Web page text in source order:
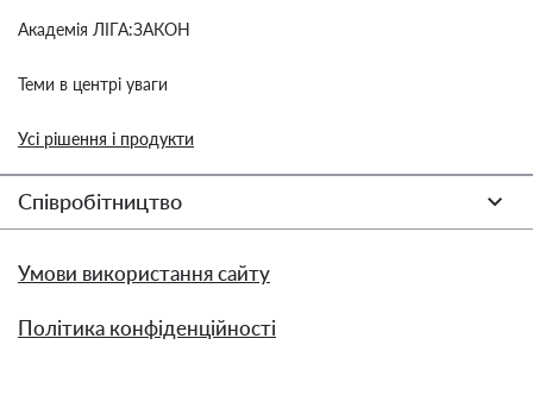
Академія ЛІГА:ЗАКОН
Теми в центрі уваги
Усі рішення і продукти
Співробітництво
Умови використання сайту
Політика конфіденційності